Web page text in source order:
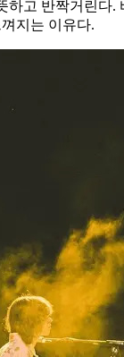
하고 반짝거린다.
지는 이유다.